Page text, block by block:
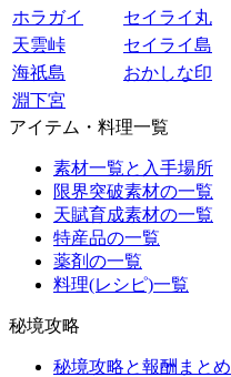
ホラガイ
セイライ丸
天雲峠
セイライ島
海祇島
おかしな印
淵下宮
アイテム・料理一覧
素材一覧と入手場所
限界突破素材の一覧
天賦育成素材の一覧
特産品の一覧
薬剤の一覧
料理(レシピ)一覧
秘境攻略
秘境攻略と報酬まとめ